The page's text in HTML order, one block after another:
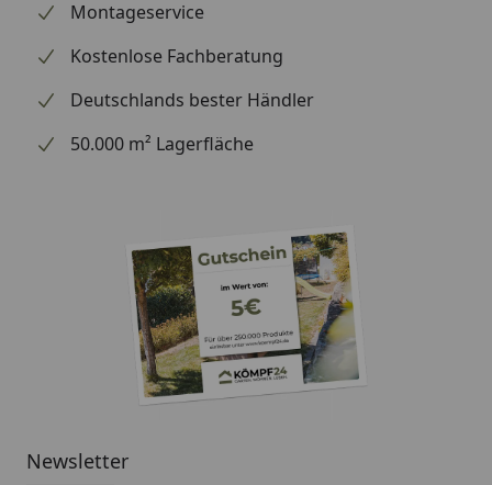
Montageservice
Kostenlose Fachberatung
Deutschlands bester Händler
50.000 m² Lagerfläche
Newsletter